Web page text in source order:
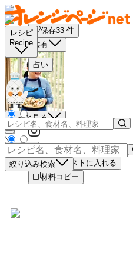
レシピ
Recipe
占い
絞り込み検索
保存33 件
共有
もっと見る
－
＋
買い物リストに入れる
材料コピー